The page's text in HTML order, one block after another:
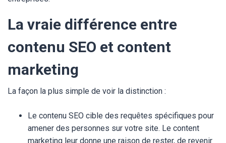
La vraie différence entre
contenu SEO et content
marketing
La façon la plus simple de voir la distinction :
Le contenu SEO cible des requêtes spécifiques pour
amener des personnes sur votre site. Le content
marketing leur donne une raison de rester, de revenir